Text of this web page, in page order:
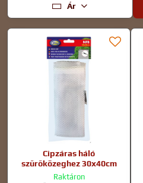
Ár
Cipzáras háló
szűrőközeghez 30x40cm
Raktáron